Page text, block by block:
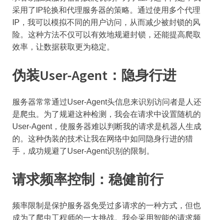
采用了IP轮换和代理服务器的策略。通过使用多个代理
IP，我可以模拟不同的用户访问，从而减少被封锁的风
险。这种方法不仅可以有效地规避封锁，还能提高爬取
效率，让数据获取更为稳定。
伪装User-Agent：隐身行进
服务器常常通过User-Agent头信息来识别访问者是人还
是爬虫。为了规避这种检测，我会在请求中设置随机的
User-Agent，使服务器难以判断我的请求是机器人生成
的。这种伪装的技术让我在网络中如同隐身行进的猎
手，成功规避了User-Agent识别的限制。
请求频率控制：稳健前行
频率限制是保护服务器免受过多请求的一种方式，但也
成为了爬虫工程师的一大挑战。我会采用智能的请求频